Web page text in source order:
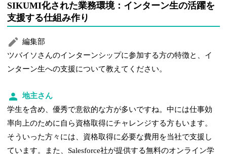
SIKUMI化された業務環境：インターン生の活躍を
支援する仕組み作り
編集部
ツバイソさんのインターンシップに参加する方の特徴と、イ
ンターン生への支援について教えてください。
地主さん
学生を含め、優秀で意欲的な方が多いですね。中には仕事効
率向上のために自ら資格取得にチャレンジする方もいます。
そういった方々には、資格取得に必要な費用を当社で支援し
ています。また、Salesforce社が提供する無料のオンライン学